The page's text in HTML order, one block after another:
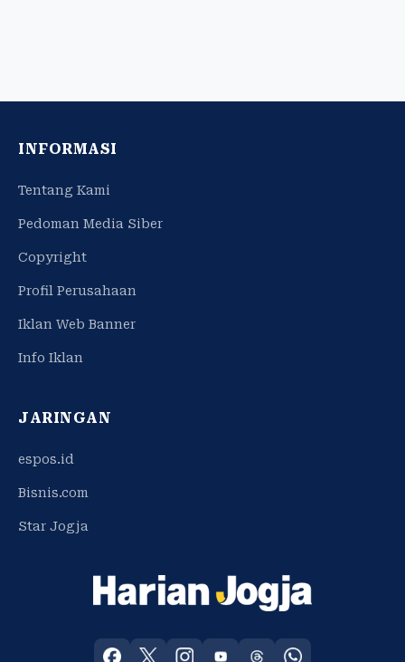
INFORMASI
Tentang Kami
Pedoman Media Siber
Copyright
Profil Perusahaan
Iklan Web Banner
Info Iklan
JARINGAN
espos.id
Bisnis.com
Star Jogja